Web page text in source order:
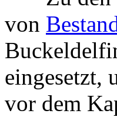
von
eingesetzt,
vor dem